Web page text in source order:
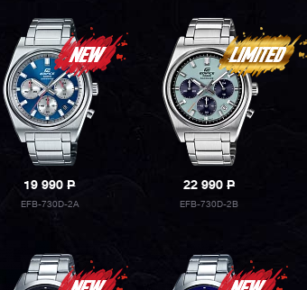
19 990P
EFB-730D-2A
22 990 P
EFB-730D-2B